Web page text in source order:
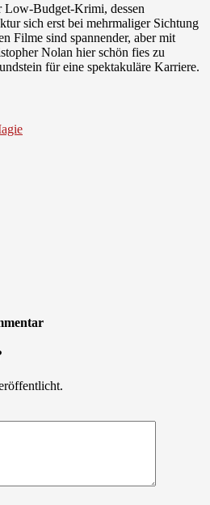
Low-Budget-Krimi, dessen
sich erst bei mehrmaliger Sichtung
Filme sind spannender, aber mit
Nolan hier schön fies zu
für eine spektakuläre Karriere.